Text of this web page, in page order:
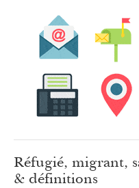
Réfugié, migrant,
& définitions